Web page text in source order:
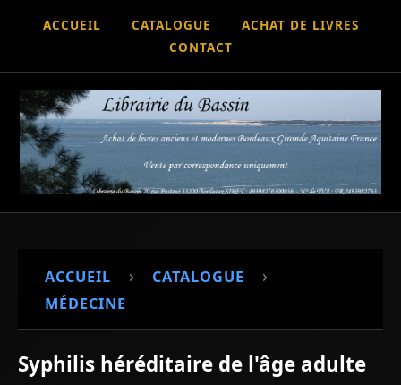
ACCUEIL CATALOGUE
ACHAT DE LIVRES
CONTACT
ACCUEIL › CATALOGUE ›
MÉDECINE
Syphilis héréditaire de l'âge adulte